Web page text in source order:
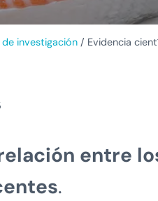
de investigación / Evidencia
entre
.